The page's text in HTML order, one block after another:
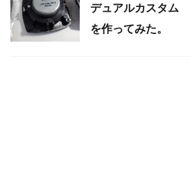
デュアルカスタム
を作ってみた。